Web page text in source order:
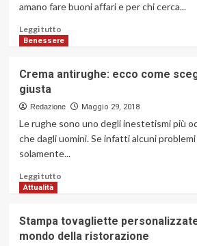
ditta
pulizie
amano fare buoni affari e per chi cerca...
Leggi tuttoLeggi
di
Trucchi
strategie
le
aste
bugia?
Benessere
Crema antirughe: ecco come
giusta
Redazione Maggio 29, 2018
Le rughe sono uno degli inestetismi più
che dagli uomini. Se infatti alcuni
solamente...
Leggi tuttoLeggi
Crema
antirughe:
Attualità
Stampa tovagliette
mondo della ristorazione